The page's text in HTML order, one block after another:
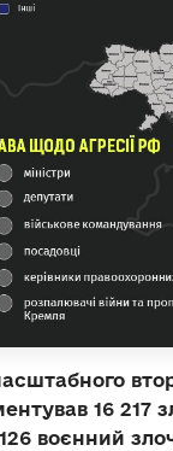
16 217
воєнний